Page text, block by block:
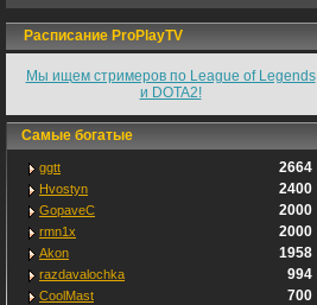
Расписание ProPlayTV
Мы ищем стримеров по League of Legends
и DOTA2!
Самые богатые
ggtt 2664
Hvostyn 2400
GopaveC 2000
rmn1x 2000
Akon 1958
razdavalochka 994
CoolMast 700